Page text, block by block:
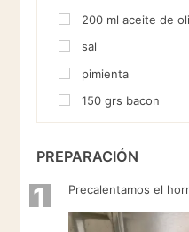
200 ml aceite de
sal
pimienta
150 grs bacon
PREPARACIÓN
1 Precalentamos el